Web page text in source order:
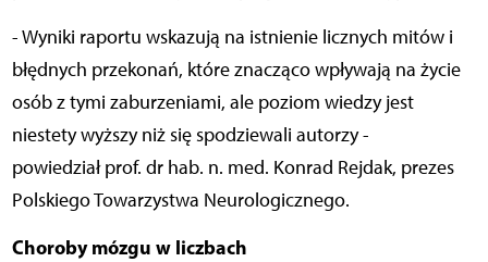
- Wyniki raportu wskazują na istnienie licznych mitów i
błędnych przekonań, które znacząco wpływają na życie
osób z tymi zaburzeniami, ale poziom wiedzy jest
niestety wyższy niż się spodziewali autorzy -
powiedział prof. dr hab. n. med. Konrad Rejdak, prezes
Polskiego Towarzystwa Neurologicznego.
Choroby mózgu w liczbach